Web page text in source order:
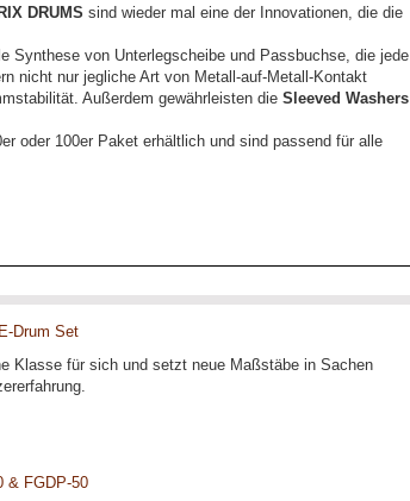
DRUMS sind wieder mal eine der Innovationen, die die
Synthese von Unterlegscheibe und Passbuchse, die jede
nicht nur jegliche Art von Metall-auf-Metall-Kontakt
Außerdem gewährleisten die Sleeved Washers
oder 100er Paket erhältlich und sind passend für alle
Drum Set
Klasse für sich und setzt neue Maßstäbe in Sachen
& FGDP-50